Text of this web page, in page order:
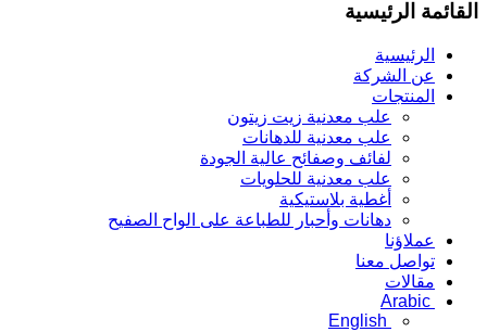
القائمة الرئيسية
الرئيسية
عن الشركة
المنتجات
علب معدنية زيت زيتون
علب معدنية للدهانات
لفائف وصفائح عالية الجودة
علب معدنية للحلويات
أغطية بلاستيكية
دهانات وأحبار للطباعة على الواح الصفيح
عملاؤنا
تواصل معنا
مقالات
Arabic
English